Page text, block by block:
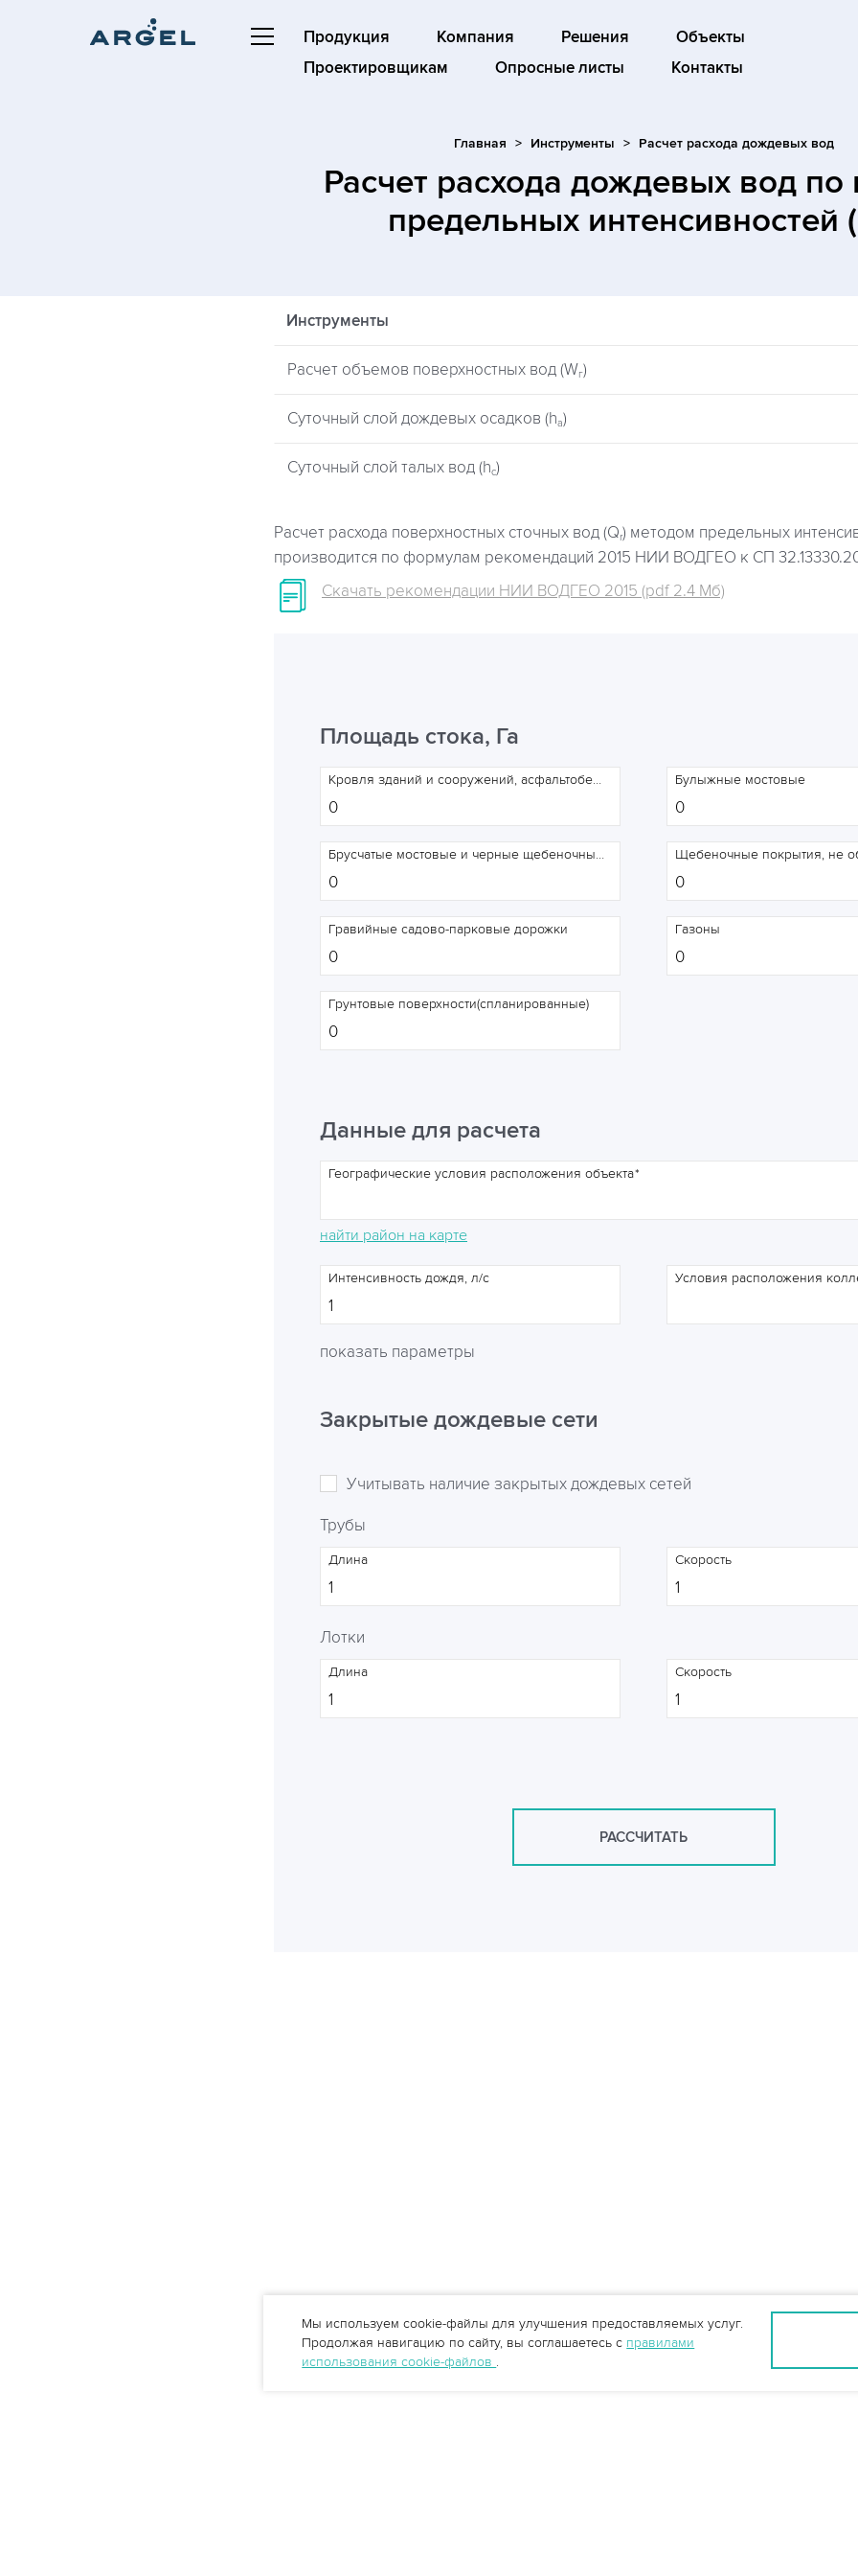
Продукция Компания Решения
Объекты
Проектировщикам
Опросные листы Контакты
Главная Инструменты Расчет расхода дождевых вод
Расчет расхода дождевых вод по
предельных интенсивностей
Инструменты
Расчет объемов поверхностных вод (Wг)
Суточный слой дождевых осадков (ha)
Суточный слой талых вод (hc)
Расчет расхода поверхностных сточных вод (Qr) методом предельных
производится по формулам рекомендаций 2015 НИИ ВОДГЕО к СП
Скачать рекомендации НИИ ВОДГЕО 2015 (pdf 2.4 Мб)
Площадь стока, Га
Кровля зданий и сооружений, асфальтобетонные покрытия дорог
Брусчатые мостовые и черные щебеночные покрытия дорог
Булыжные мостовые
Гравийные садово-парковые дорожки
Грунтовые поверхности(спланированные)
Газоны
Данные для расчета
Географические условия расположения объекта
найти район на карте
Интенсивность дождя, л/с
показать параметры
Закрытые дождевые сети
Учитывать наличие закрытых дождевых сетей
Трубы
Длина Скорость
Лотки
Длина Скорость
РАССЧИТАТЬ
Мы используем cookie-файлы для улучшения предоставляемых услуг.
Продолжая навигацию по сайту, вы соглашаетесь с правилами
использования cookie-файлов .